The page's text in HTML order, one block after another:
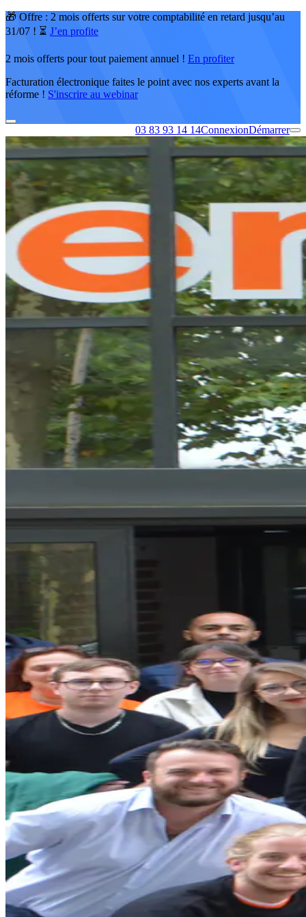
🎁 Offre : 2 mois offerts sur votre comptabilité en retard jusqu’au
31/07 ! ⏳ J’en profite
2 mois offerts pour tout paiement annuel ! En profiter
Facturation électronique faites le point avec nos experts avant la
réforme ! S'inscrire au webinar
03 83 93 14 14ConnexionDémarrer